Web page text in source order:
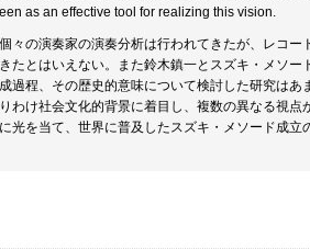
as an effective tool for realizing this vision.
々の演奏家の演奏分析は行われてきたが、レコ
たとはいえない。また鈴木鎮一とスズキ・メソ
過程、その歴史的意味について検討した研究は
りわけ社会文化的背景に着目し、複数の異なる視
光を当て、世界に普及したスズキ・メソード成立